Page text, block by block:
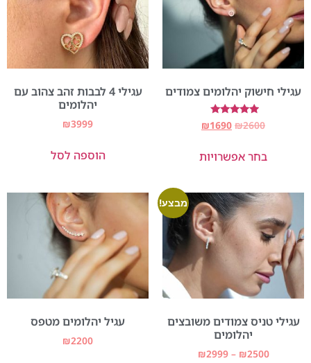
עגילי חישוק יהלומים צמודים
דורג
5.00
₪2600
₪1690
בחר אפשרויות
עגילי 4 לבבות זהב צהוב עם
יהלומים
₪3999
הוספה לסל
מבצע!
עגילי טניס צמודים משובצים
יהלומים
₪2500
–
₪2999
עגיל יהלומים מטפס
₪2200